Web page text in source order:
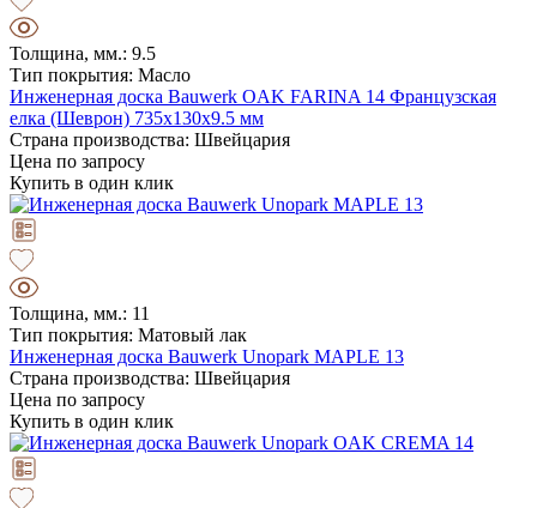
Толщина, мм.: 9.5
Тип покрытия: Масло
Инженерная доска Bauwerk OAK FARINA 14 Французская
елка (Шеврон) 735х130х9.5 мм
Страна производства: Швейцария
Цена по запросу
Купить в один клик
Толщина, мм.: 11
Тип покрытия: Матовый лак
Инженерная доска Bauwerk Unopark MAPLE 13
Страна производства: Швейцария
Цена по запросу
Купить в один клик